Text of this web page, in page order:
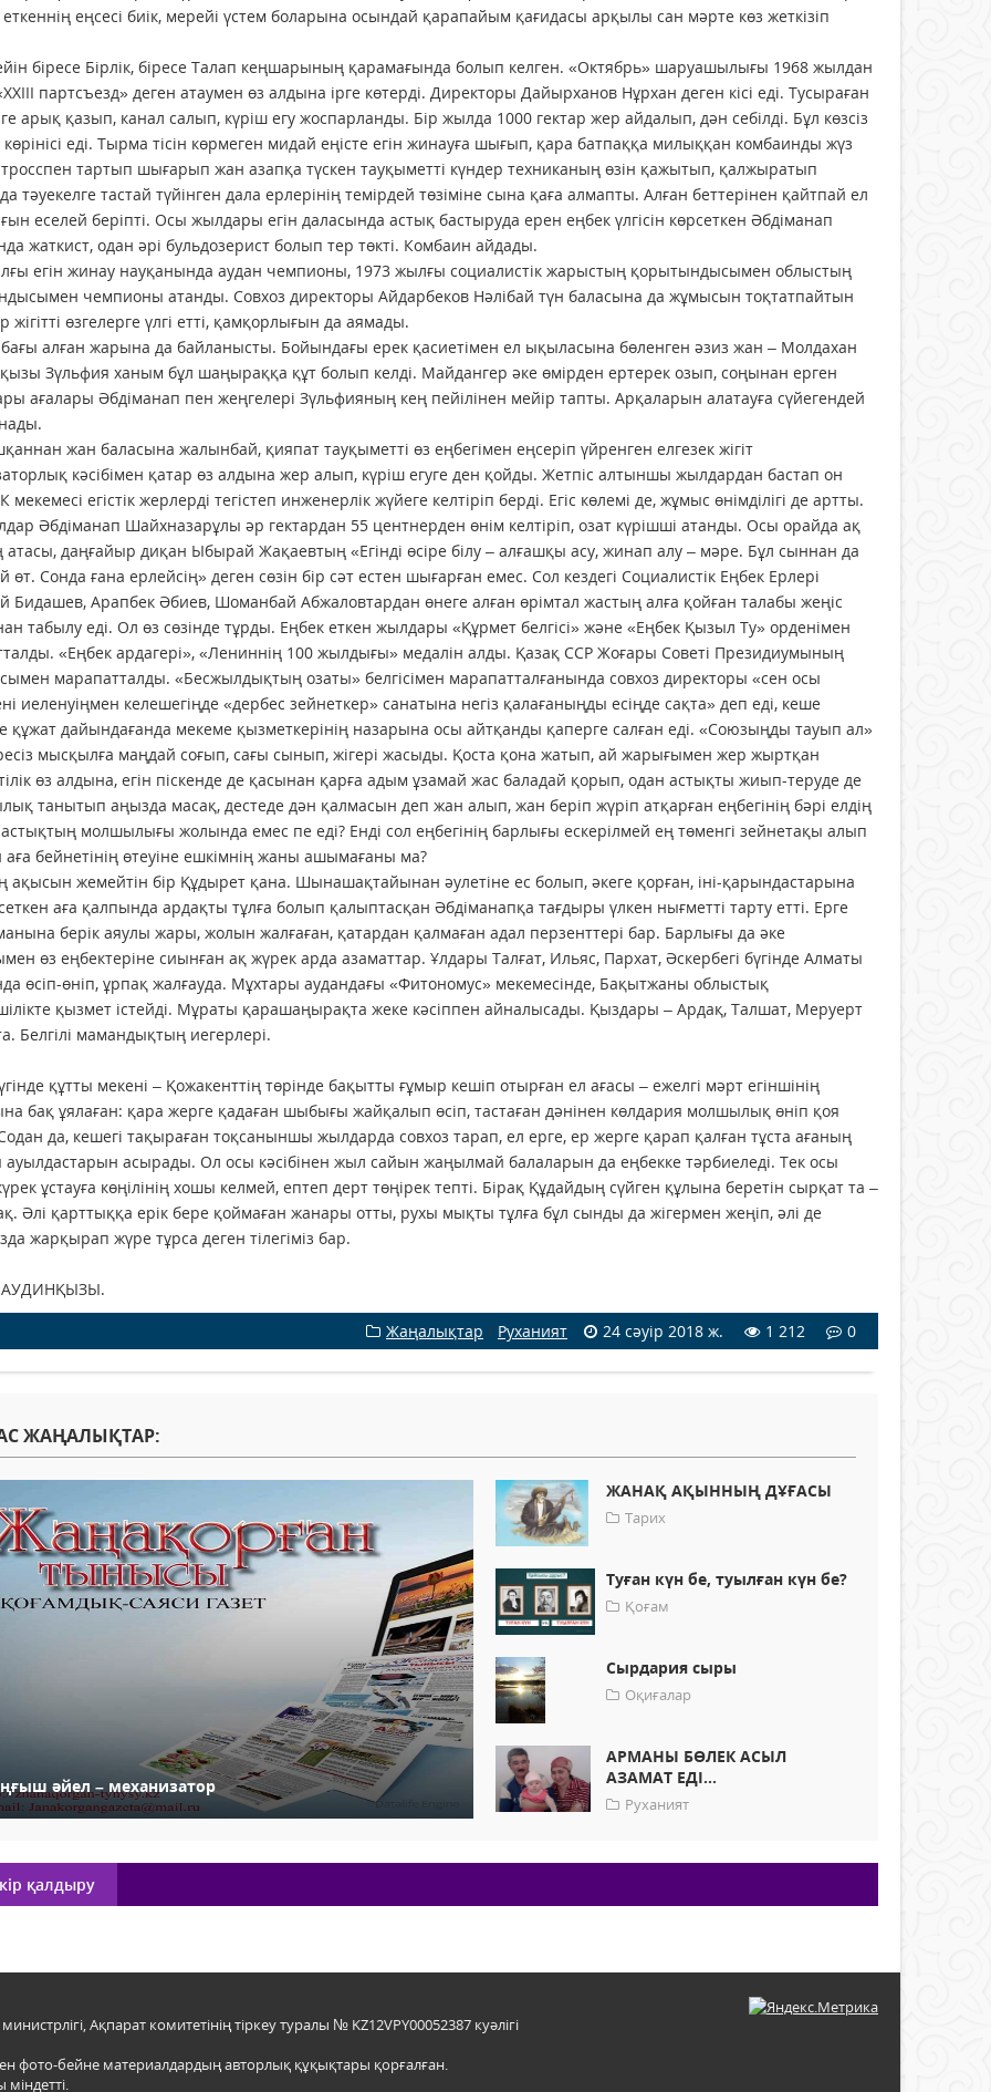
еткеннің еңсесі биік, мерейі үстем боларына осындай қарапайым қағидасы арқылы сан мәрте көз жеткізіп
біресе Бірлік, біресе Талап кеңшарының қарамағында болып келген. «Октябрь» шаруашылығы 1968 жылдан
партсъезд» деген атаумен өз алдына ірге көтерді. Директоры Дайырханов Нұрхан деген кісі еді. Тусыраған
арық қазып, канал салып, күріш егу жоспарланды. Бір жылда 1000 гектар жер айдалып, дән себілді. Бұл көзсіз
көрінісі еді. Тырма тісін көрмеген мидай еңісте егін жинауға шығып, қара батпаққа милыққан комбаинды жүз
тросспен тартып шығарып жан азапқа түскен тауқыметті күндер техниканың өзін қажытып, қалжыратып
тәуекелге тастай түйінген дала ерлерінің темірдей төзіміне сына қаға алмапты. Алған беттерінен қайтпай ел
еселей беріпті. Осы жылдары егін даласында астық бастыруда ерен еңбек үлгісін көрсеткен Әбдіманап
жаткист, одан әрі бульдозерист болып тер төкті. Комбаин айдады.
егін жинау науқанында аудан чемпионы, 1973 жылғы социалистік жарыстың қорытындысымен облыстың
чемпионы атанды. Совхоз директоры Айдарбеков Нәлібай түн баласына да жұмысын тоқтатпайтын
жігітті өзгелерге үлгі етті, қамқорлығын да аямады.
бағы алған жарына да байланысты. Бойындағы ерек қасиетімен ел ықыласына бөленген әзиз жан – Молдахан
Зүльфия ханым бұл шаңыраққа құт болып келді. Майдангер әке өмірден ертерек озып, соңынан ерген
ағалары Әбдіманап пен жеңгелері Зүльфияның кең пейілінен мейір тапты. Арқаларын алатауға сүйегендей
жан баласына жалынбай, қияпат тауқыметті өз еңбегімен еңсеріп үйренген елгезек жігіт
кәсібімен қатар өз алдына жер алып, күріш егуге ден қойды. Жетпіс алтыншы жылдардан бастап он
егістік жерлерді тегістеп инженерлік жүйеге келтіріп берді. Егіс көлемі де, жұмыс өнімділігі де артты.
Әбдіманап Шайхназарұлы әр гектардан 55 центнерден өнім келтіріп, озат күрішші атанды. Осы орайда ақ
атасы, даңғайыр диқан Ыбырай Жақаевтың «Егінді өсіре білу – алғашқы асу, жинап алу – мәре. Бұл сыннан да
өт. Сонда ғана ерлейсің» деген сөзін бір сәт естен шығарған емес. Сол кездегі Социалистік Еңбек Ерлері
Бидашев, Арапбек Әбиев, Шоманбай Абжаловтардан өнеге алған өрімтал жастың алға қойған талабы жеңіс
табылу еді. Ол өз сөзінде тұрды. Еңбек еткен жылдары «Құрмет белгісі» және «Еңбек Қызыл Ту» орденімен
«Еңбек ардагері», «Лениннің 100 жылдығы» медалін алды. Қазақ ССР Жоғары Советі Президиумының
марапатталды. «Бесжылдықтың озаты» белгісімен марапатталғанында совхоз директоры «сен осы
иеленуіңмен келешегіңде «дербес зейнеткер» санатына негіз қалағаныңды есіңде сақта» деп еді, кеше
құжат дайындағанда мекеме қызметкерінің назарына осы айтқанды қаперге салған еді. «Союзыңды тауып ал»
мысқылға маңдай соғып, сағы сынып, жігері жасыды. Қоста қона жатып, ай жарығымен жер жыртқан
өз алдына, егін піскенде де қасынан қарға адым ұзамай жас баладай қорып, одан астықты жиып-теруде де
танытып аңызда масақ, дестеде дән қалмасын деп жан алып, жан беріп жүріп атқарған еңбегінің бәрі елдің
– астықтың молшылығы жолында емес пе еді? Енді сол еңбегінің барлығы ескерілмей ең төменгі зейнетақы алып
аға бейнетінің өтеуіне ешкімнің жаны ашымағаны ма?
ақысын жемейтін бір Құдырет қана. Шынашақтайынан әулетіне ес болып, әкеге қорған, іні-қарындастарына
аға қалпында ардақты тұлға болып қалыптасқан Әбдіманапқа тағдыры үлкен нығметті тарту етті. Ерге
берік аяулы жары, жолын жалғаған, қатардан қалмаған адал перзенттері бар. Барлығы да әке
өз еңбектеріне сиынған ақ жүрек арда азаматтар. Ұлдары Талғат, Ильяс, Пархат, Әскербегі бүгінде Алматы
өсіп-өніп, ұрпақ жалғауда. Мұхтары аудандағы «Фитономус» мекемесінде, Бақытжаны облыстық
қызмет істейді. Мұраты қарашаңырақта жеке кәсіппен айналысады. Қыздары – Ардақ, Талшат, Меруерт
Белгілі мамандықтың иегерлері.
құтты мекені – Қожакенттің төрінде бақытты ғұмыр кешіп отырған ел ағасы – ежелгі мәрт егіншінің
бақ ұялаған: қара жерге қадаған шыбығы жайқалып өсіп, тастаған дәнінен көлдария молшылық өніп қоя
да, кешегі тақыраған тоқсаныншы жылдарда совхоз тарап, ел ерге, ер жерге қарап қалған тұста ағаның
ауылдастарын асырады. Ол осы кәсібінен жыл сайын жаңылмай балаларын да еңбекке тәрбиеледі. Тек осы
ұстауға көңілінің хошы келмей, ептеп дерт төңірек тепті. Бірақ Құдайдың сүйген құлына беретін сырқат та –
Әлі қарттыққа ерік бере қоймаған жанары отты, рухы мықты тұлға бұл сынды да жігермен жеңіп, әлі де
жарқырап жүре тұрса деген тілегіміз бар.
Жаңалықтар / Руханият 24 сәуір 2018 ж. 1 212 0
ЖАҢАЛЫҚТАР:
әйел – механизатор
ЖАНАҚ АҚЫННЫҢ ДҰҒАСЫ
Тарих
Туған күн бе, туылған күн бе?
Қоғам
Сырдария сыры
Оқиғалар
АРМАНЫ БӨЛЕК АСЫЛ
АЗАМАТ ЕДІ...
Руханият
қалдыру
Ақпарат комитетінің тіркеу туралы № KZ12VPY00052387 куәлігі
фото-бейне материалдардың авторлық құқықтары қорғалған.